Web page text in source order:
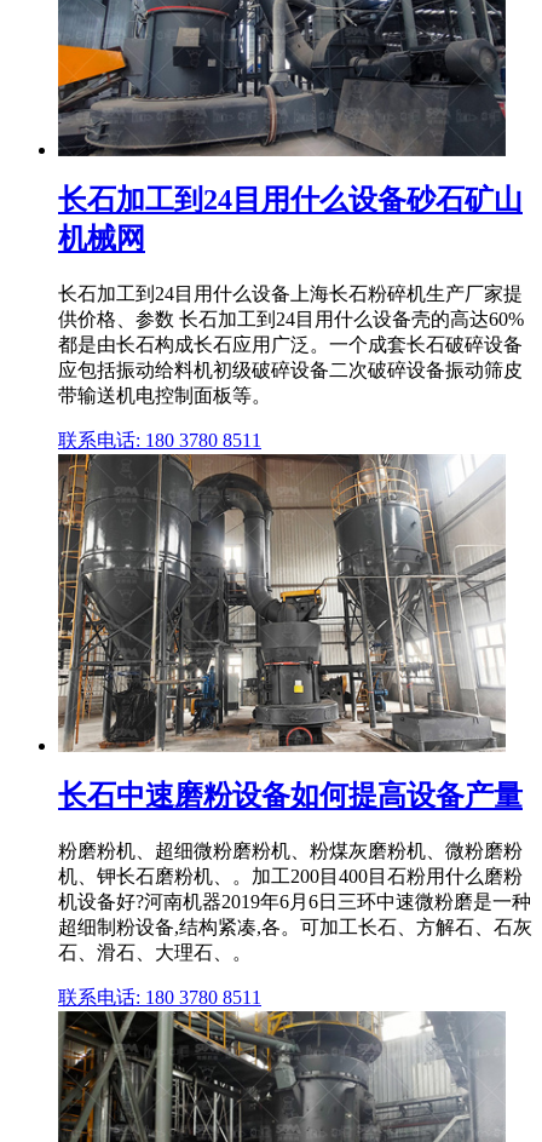
长石加工到24目用什么设备砂石矿山
机械网
长石加工到24目用什么设备上海长石粉碎机生产厂家提
供价格、参数 长石加工到24目用什么设备壳的高达60%
都是由长石构成长石应用广泛。一个成套长石破碎设备
应包括振动给料机初级破碎设备二次破碎设备振动筛皮
带输送机电控制面板等。
联系电话: 180 3780 8511
长石中速磨粉设备如何提高设备产量
粉磨粉机、超细微粉磨粉机、粉煤灰磨粉机、微粉磨粉
机、钾长石磨粉机、。加工200目400目石粉用什么磨粉
机设备好?河南机器2019年6月6日三环中速微粉磨是一种
超细制粉设备,结构紧凑,各。可加工长石、方解石、石灰
石、滑石、大理石、。
联系电话: 180 3780 8511